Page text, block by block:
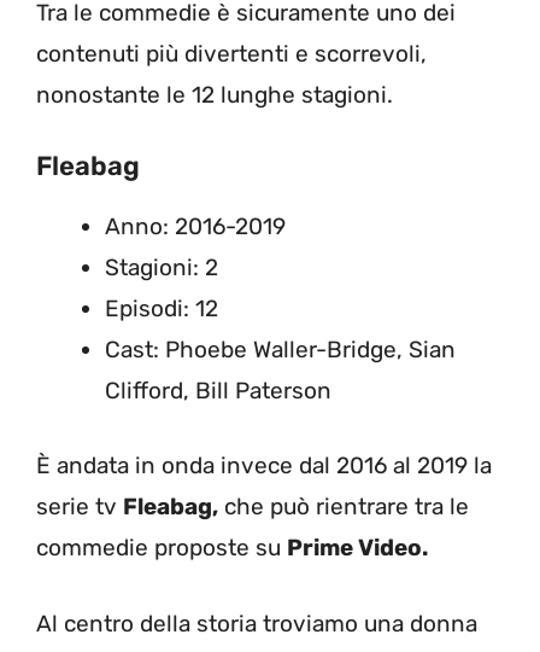
Tra le commedie è sicuramente uno dei
contenuti più divertenti e scorrevoli,
nonostante le 12 lunghe stagioni.
Fleabag
Anno: 2016-2019
Stagioni: 2
Episodi: 12
Cast: Phoebe Waller-Bridge, Sian
Clifford, Bill Paterson
È andata in onda invece dal 2016 al 2019 la
serie tv Fleabag, che può rientrare tra le
commedie proposte su Prime Video.
Al centro della storia troviamo una donna